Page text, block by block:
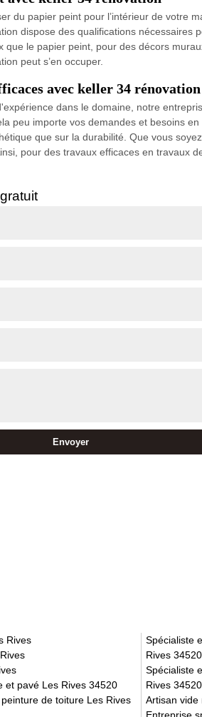
du papier peint pour l’intérieur de votre
dispose des qualifications
que le papier peint, pour des décors
peut s’en occuper.
avec keller 34 rénovation
dans le domaine, notre
peu importe vos demandes et besoins
que sur la durabilité. Que vous
pour des travaux efficaces en travaux
Rives
et pavé Les Rives 34520
de toiture Les Rives
Spécialiste
Rives 34520
Spécialiste
Rives 34520
Artisan vide